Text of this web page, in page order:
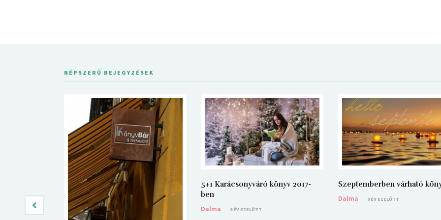
NÉPSZERŰ BEJEGYZÉSEK
5+1 Karácsonyváró könyv 2017-
ben
Dalma
9 ÉV EZELŐTT
Szeptemberben várható
Dalma
9 ÉV EZELŐTT